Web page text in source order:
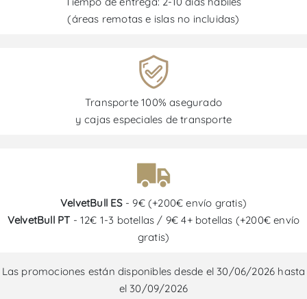
(áreas remotas e islas no incluidas)
Transporte 100% asegurado
y cajas especiales de transporte
VelvetBull ES- 9€ (+200€ envío gratis)
VelvetBull PT - 12€ 1-3 botellas / 9€ 4+ botellas (+200€ envío
gratis)
Las promociones están disponibles desde el 30/06/2026 hasta
el 30/09/2026